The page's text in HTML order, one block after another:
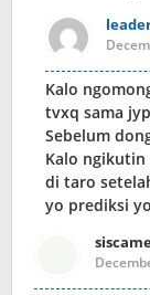
Kalo
tvxq sama
Sebelum
Kalo
di taro
yo prediksi